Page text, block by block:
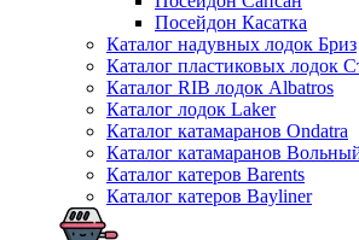
Посейдон Касатка
Каталог надувных лодок Бриз
Каталог пластиковых лодок
Каталог RIB лодок Albatros
Каталог лодок Laker
Каталог катамаранов Ondatra
Каталог катамаранов
Каталог катеров Barents
Каталог катеров Bayliner